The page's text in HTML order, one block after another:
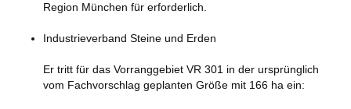
Region München für erforderlich.
Industrieverband Steine und Erden
Er tritt für das Vorranggebiet VR 301 in der ursprünglich
vom Fachvorschlag geplanten Größe mit 166 ha ein: